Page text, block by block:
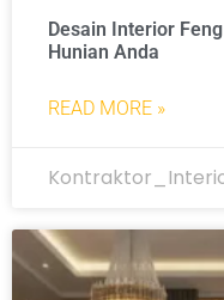
Desain Interior
Hunian Anda
READ MORE »